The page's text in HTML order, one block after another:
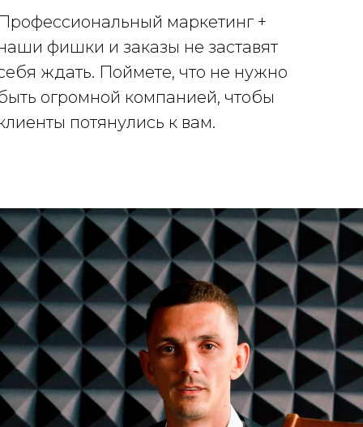
маркетинг +
фишки и заказы не заставят
ждать. Поймете, что не нужно
огромной компанией, чтобы
потянулись к вам.